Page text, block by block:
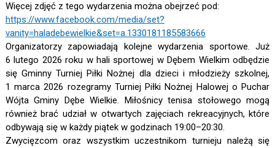
Więcej zdjęć z tego wydarzenia można obejrzeć pod:
https://www.facebook.com/media/set?
vanity=haladebewielkie&set=a.1330181185583666
Organizatorzy zapowiadają kolejne wydarzenia sportowe. Już
6 lutego 2026 roku w hali sportowej w Dębem Wielkim odbędzie
się Gminny Turniej Piłki Nożnej dla dzieci i młodzieży szkolnej,
1 marca 2026 rozegramy Turniej Piłki Nożnej Halowej o Puchar
Wójta Gminy Dębe Wielkie. Miłośnicy tenisa stołowego mogą
również brać udział w otwartych zajęciach rekreacyjnych, które
odbywają się w każdy piątek w godzinach 19:00–20:30.
Zwycięzcom oraz wszystkim uczestnikom turnieju należą się